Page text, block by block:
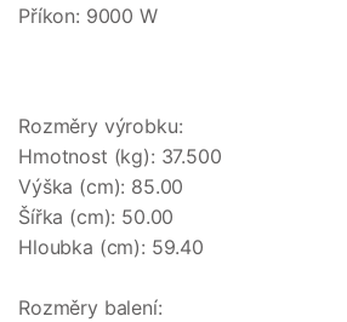
Příkon: 9000 W
Rozměry výrobku:
Hmotnost (kg): 37.500
Výška (cm): 85.00
Šířka (cm): 50.00
Hloubka (cm): 59.40
Rozměry balení: